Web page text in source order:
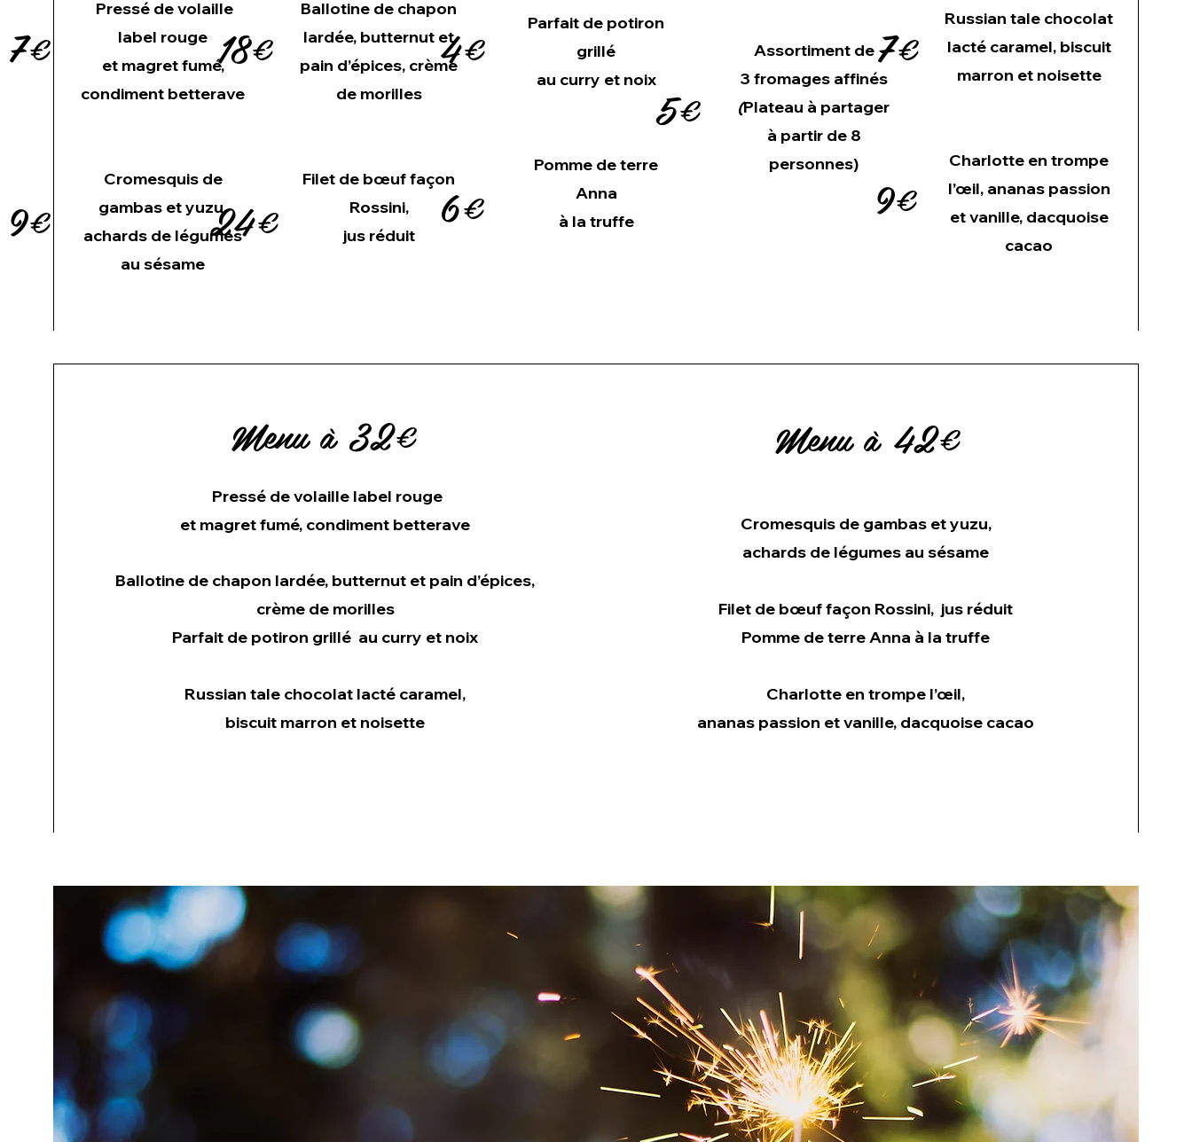
7€
9€
Pressé de volaille
label rouge
et magret fumé,
condiment betterave
Cromesquis de
gambas et yuzu,
achards de légumes
au sésame
18€
24€
Ballotine de chapon
lardée, butternut et
pain d’épices, crème
de morilles
Filet de bœuf façon
Rossini,
jus réduit
4€
6€
Parfait de potiron
grillé
au curry et noix
Pomme de terre
Anna
à la truffe
5€
Assortiment de
3 fromages affinés
(Plateau à partager
à partir de 8
personnes)
9€
7€
Russian tale chocolat
lacté caramel, biscuit
marron et noisette
Charlotte en trompe
l’œil, ananas passion
et vanille, dacquoise
cacao
Menu à 32€
Pressé de volaille label rouge
et magret fumé, condiment betterave
Ballotine de chapon lardée, butternut et pain d’épices,
crème de morilles
Parfait de potiron grillé au curry et noix
Russian tale chocolat lacté caramel,
biscuit marron et noisette
Menu à 42€
Cromesquis de gambas et yuzu,
achards de légumes au sésame
Filet de bœuf façon Rossini, jus réduit
Pomme de terre Anna à la truffe
Charlotte en trompe l’œil,
ananas passion et vanille, dacquoise cacao